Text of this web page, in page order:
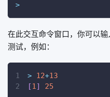
>
在此交互命令窗口，你可以
测试，例如：
> 12+13
[1] 25